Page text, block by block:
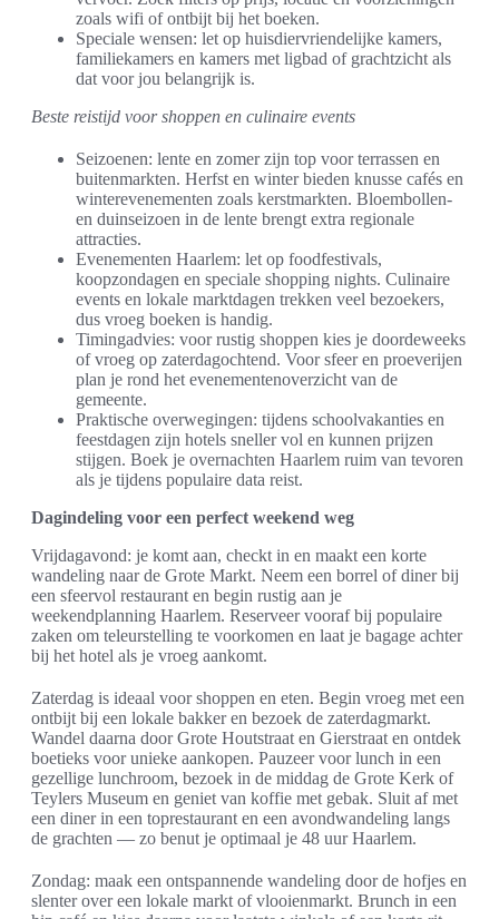
zoals wifi of ontbijt bij het boeken.
Speciale wensen: let op huisdiervriendelijke kamers,
familiekamers en kamers met ligbad of grachtzicht als
dat voor jou belangrijk is.
Beste reistijd voor shoppen en culinaire events
Seizoenen: lente en zomer zijn top voor terrassen en
buitenmarkten. Herfst en winter bieden knusse cafés en
winterevenementen zoals kerstmarkten. Bloembollen-
en duinseizoen in de lente brengt extra regionale
attracties.
Evenementen Haarlem: let op foodfestivals,
koopzondagen en speciale shopping nights. Culinaire
events en lokale marktdagen trekken veel bezoekers,
dus vroeg boeken is handig.
Timingadvies: voor rustig shoppen kies je doordeweeks
of vroeg op zaterdagochtend. Voor sfeer en proeverijen
plan je rond het evenementenoverzicht van de
gemeente.
Praktische overwegingen: tijdens schoolvakanties en
feestdagen zijn hotels sneller vol en kunnen prijzen
stijgen. Boek je overnachten Haarlem ruim van tevoren
als je tijdens populaire data reist.
Dagindeling voor een perfect weekend weg
Vrijdagavond: je komt aan, checkt in en maakt een korte
wandeling naar de Grote Markt. Neem een borrel of diner bij
een sfeervol restaurant en begin rustig aan je
weekendplanning Haarlem. Reserveer vooraf bij populaire
zaken om teleurstelling te voorkomen en laat je bagage achter
bij het hotel als je vroeg aankomt.
Zaterdag is ideaal voor shoppen en eten. Begin vroeg met een
ontbijt bij een lokale bakker en bezoek de zaterdagmarkt.
Wandel daarna door Grote Houtstraat en Gierstraat en ontdek
boetieks voor unieke aankopen. Pauzeer voor lunch in een
gezellige lunchroom, bezoek in de middag de Grote Kerk of
Teylers Museum en geniet van koffie met gebak. Sluit af met
een diner in een toprestaurant en een avondwandeling langs
de grachten — zo benut je optimaal je 48 uur Haarlem.
Zondag: maak een ontspannende wandeling door de hofjes en
slenter over een lokale markt of vlooienmarkt. Brunch in een